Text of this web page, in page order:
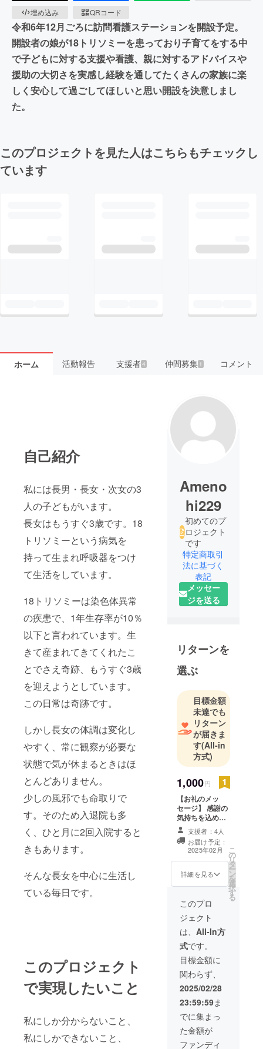
埋め込み
QRコード
令和6年12月ごろに訪問看護ステーションを開設予定。
開設者の娘が18トリソミーを患っており子育てをする中
で子どもに対する支援や看護、親に対するアドバイスや
援助の大切さを実感し経験を通してたくさんの家族に楽
しく安心して過ごしてほしいと思い開設を決意しまし
た。
このプロジェクトを見た人はこちらもチェックし
ています
ホーム 活動報告 支援者4 仲間募集 1 コメント
自己紹介
私には長男・長女・次女の3
人の子どもがいます。
長女はもうすぐ3歳です。18
トリソミーという病気を
持って生まれ呼吸器をつけ
て生活をしています。
18トリソミーは染色体異常
の疾患で、1年生存率が10％
以下と言われています。生
きて産まれてきてくれたこ
とでさえ奇跡、もうすぐ3歳
を迎えようとしています。
この日常は奇跡です。
しかし長女の体調は変化し
やすく、常に観察が必要な
状態で気が休まるときはほ
とんどありません。
少しの風邪でも命取りで
す。そのため入退院も多
く、ひと月に2回入院すると
きもあります。
そんな長女を中心に生活し
ている毎日です。
このプロジェクト
で実現したいこと
私にしか分からないこと、
私にしかできないこと、
Ameno
hi229
初めてのプ
ロジェクト
です
特定商取引
法に基づく
表記
メッセー
ジを送る
リターンを
選ぶ
目標金額
未達でも
リターン
が届きま
す(All-in
方式)
1,000円
【お礼のメッ
セージ】 感謝の
気持ちを込め
て、お礼のメッ
セージをお送り
します。
支援者：4人
お届け予定：
2025年02月
詳細を見る
こ
の
リ
タ
ー
ン
を
選
択
す
る
このプロ
ジェクト
は、 All-In方
式です。
目標金額に
関わらず、
2025/02/28
23:59:59ま
でに集まっ
た金額が
ファンディ